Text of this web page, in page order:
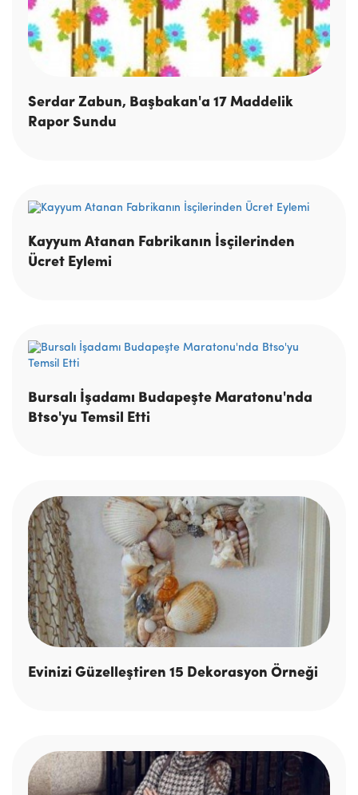
Serdar Zabun, Başbakan'a 17 Maddelik
Rapor Sundu
Kayyum Atanan Fabrikanın İsçilerinden
Ücret Eylemi
Bursalı İşadamı Budapeşte Maratonu'nda
Btso'yu Temsil Etti
Evinizi Güzelleştiren 15 Dekorasyon Örneği